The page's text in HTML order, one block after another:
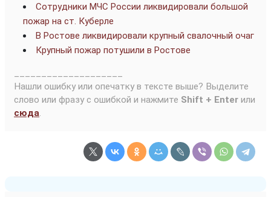
Сотрудники МЧС России ликвидировали большой
пожар на ст. Куберле
В Ростове ликвидировали крупный свалочный очаг
Крупный пожар потушили в Ростове
Нашли ошибку или опечатку в тексте выше? Выделите
слово или фразу с ошибкой и нажмите Shift + Enter или
сюда.